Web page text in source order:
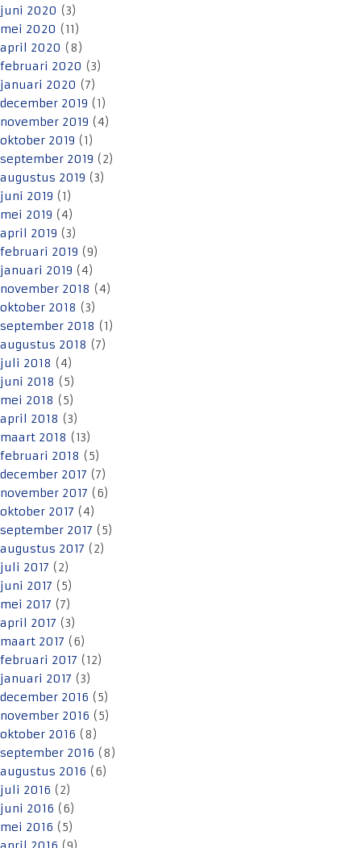
juni 2020 (3)
mei 2020 (11)
april 2020 (8)
februari 2020 (3)
januari 2020 (7)
december 2019 (1)
november 2019 (4)
oktober 2019 (1)
september 2019 (2)
augustus 2019 (3)
juni 2019 (1)
mei 2019 (4)
april 2019 (3)
februari 2019 (9)
januari 2019 (4)
november 2018 (4)
oktober 2018 (3)
september 2018 (1)
augustus 2018 (7)
juli 2018 (4)
juni 2018 (5)
mei 2018 (5)
april 2018 (3)
maart 2018 (13)
februari 2018 (5)
december 2017 (7)
november 2017 (6)
oktober 2017 (4)
september 2017 (5)
augustus 2017 (2)
juli 2017 (2)
juni 2017 (5)
mei 2017 (7)
april 2017 (3)
maart 2017 (6)
februari 2017 (12)
januari 2017 (3)
december 2016 (5)
november 2016 (5)
oktober 2016 (8)
september 2016 (8)
augustus 2016 (6)
juli 2016 (2)
juni 2016 (6)
mei 2016 (5)